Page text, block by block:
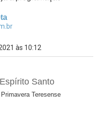
às 10:12
Teresense